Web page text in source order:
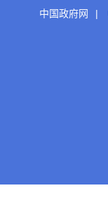
中国政府网 |